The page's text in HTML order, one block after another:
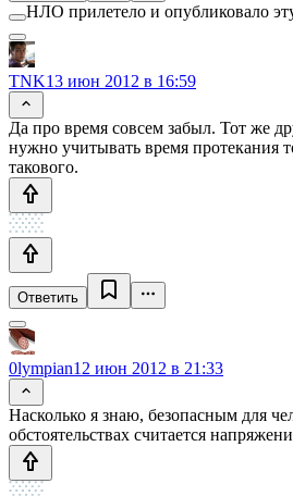
НЛО прилетело и опубликовало
TNK13 июн 2012 в 16:59
Да про время совсем забыл. Тот же
нужно учитывать время протекания
такового.
Ответить
0lympian12 июн 2012 в 21:33
Насколько я знаю, безопасным для
обстоятельствах считается